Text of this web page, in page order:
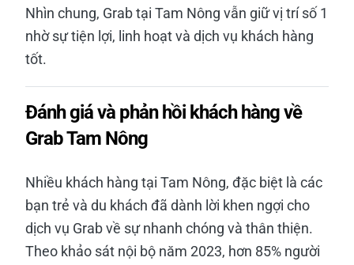
Nhìn chung, Grab tại Tam Nông vẫn giữ vị trí số 1
nhờ sự tiện lợi, linh hoạt và dịch vụ khách hàng
tốt.
Đánh giá và phản hồi khách hàng về
Grab Tam Nông
Nhiều khách hàng tại Tam Nông, đặc biệt là các
bạn trẻ và du khách đã dành lời khen ngợi cho
dịch vụ Grab về sự nhanh chóng và thân thiện.
Theo khảo sát nội bộ năm 2023, hơn 85% người